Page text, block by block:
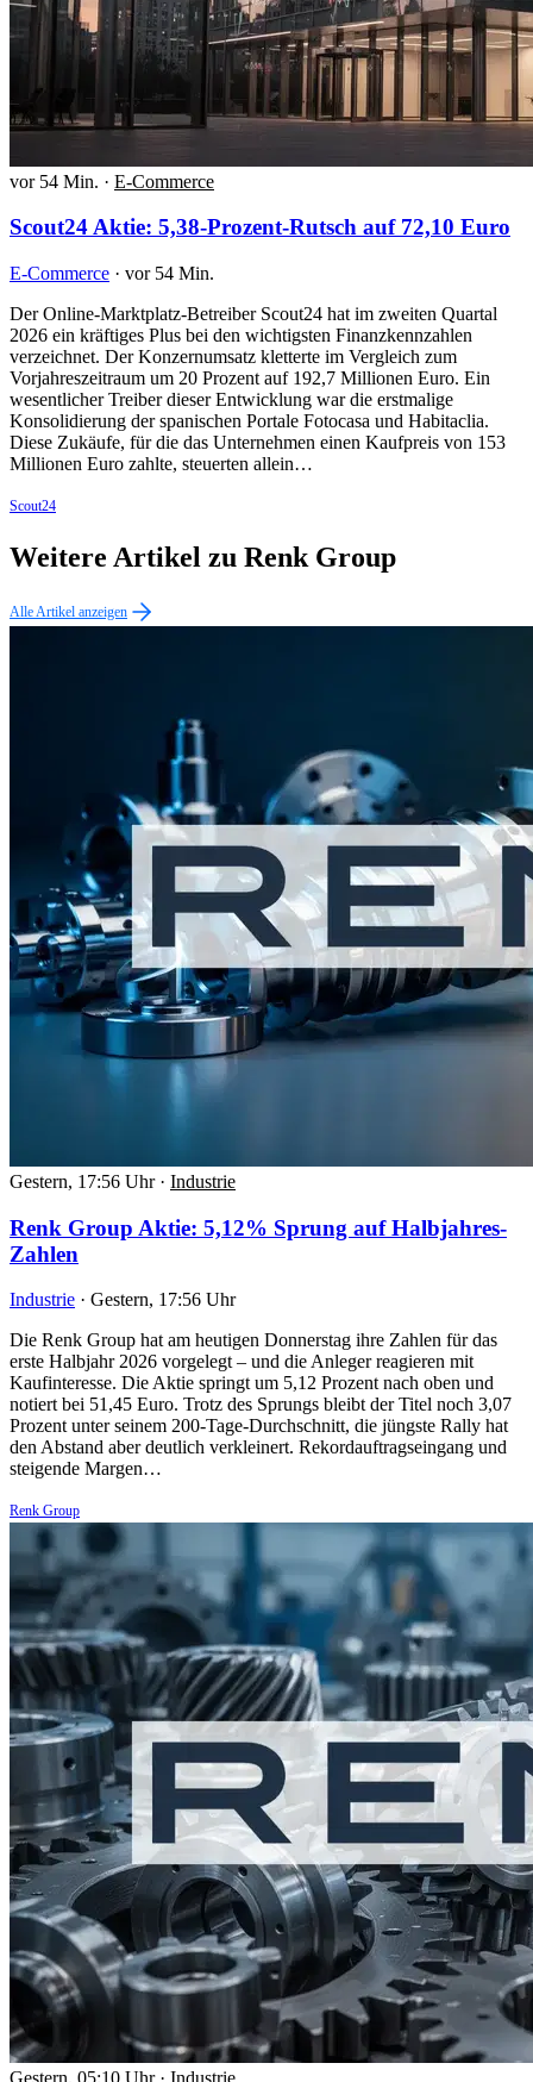
vor 54 Min. · E-Commerce
Scout24 Aktie: 5,38-Prozent-Rutsch auf 72,10 Euro
E-Commerce · vor 54 Min.
Der Online-Marktplatz-Betreiber Scout24 hat im zweiten Quartal
2026 ein kräftiges Plus bei den wichtigsten Finanzkennzahlen
verzeichnet. Der Konzernumsatz kletterte im Vergleich zum
Vorjahreszeitraum um 20 Prozent auf 192,7 Millionen Euro. Ein
wesentlicher Treiber dieser Entwicklung war die erstmalige
Konsolidierung der spanischen Portale Fotocasa und Habitaclia.
Diese Zukäufe, für die das Unternehmen einen Kaufpreis von 153
Millionen Euro zahlte, steuerten allein…
Scout24
Weitere Artikel zu Renk Group
Alle Artikel anzeigen
Gestern, 17:56 Uhr · Industrie
Renk Group Aktie: 5,12% Sprung auf Halbjahres-
Zahlen
Industrie · Gestern, 17:56 Uhr
Die Renk Group hat am heutigen Donnerstag ihre Zahlen für das
erste Halbjahr 2026 vorgelegt – und die Anleger reagieren mit
Kaufinteresse. Die Aktie springt um 5,12 Prozent nach oben und
notiert bei 51,45 Euro. Trotz des Sprungs bleibt der Titel noch 3,07
Prozent unter seinem 200-Tage-Durchschnitt, die jüngste Rally hat
den Abstand aber deutlich verkleinert. Rekordauftragseingang und
steigende Margen…
Renk Group